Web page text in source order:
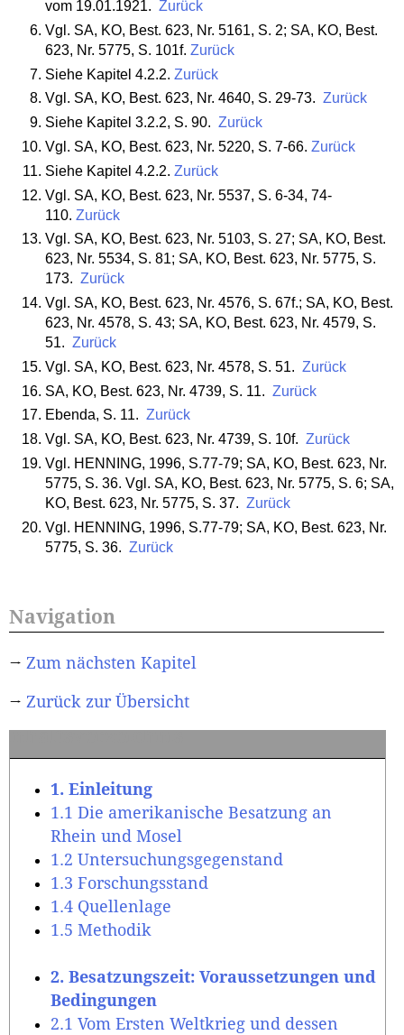
vom 19.01.1921. Zurück
Vgl. SA, KO, Best. 623, Nr. 5161, S. 2; SA, KO, Best.
623, Nr. 5775, S. 101f. Zurück
Siehe Kapitel 4.2.2. Zurück
Vgl. SA, KO, Best. 623, Nr. 4640, S. 29-73. Zurück
Siehe Kapitel 3.2.2, S. 90. Zurück
Vgl. SA, KO, Best. 623, Nr. 5220, S. 7-66. Zurück
Siehe Kapitel 4.2.2. Zurück
Vgl. SA, KO, Best. 623, Nr. 5537, S. 6-34, 74-
110. Zurück
Vgl. SA, KO, Best. 623, Nr. 5103, S. 27; SA, KO, Best.
623, Nr. 5534, S. 81; SA, KO, Best. 623, Nr. 5775, S.
173. Zurück
Vgl. SA, KO, Best. 623, Nr. 4576, S. 67f.; SA, KO, Best.
623, Nr. 4578, S. 43; SA, KO, Best. 623, Nr. 4579, S.
51. Zurück
Vgl. SA, KO, Best. 623, Nr. 4578, S. 51. Zurück
SA, KO, Best. 623, Nr. 4739, S. 11. Zurück
Ebenda, S. 11. Zurück
Vgl. SA, KO, Best. 623, Nr. 4739, S. 10f. Zurück
Vgl. HENNING, 1996, S.77-79; SA, KO, Best. 623, Nr.
5775, S. 36. Vgl. SA, KO, Best. 623, Nr. 5775, S. 6; SA,
KO, Best. 623, Nr. 5775, S. 37. Zurück
Vgl. HENNING, 1996, S.77-79; SA, KO, Best. 623, Nr.
5775, S. 36. Zurück
Navigation
→ Zum nächsten Kapitel
→ Zurück zur Übersicht
Inhaltsverzeichnis
1. Einleitung
1.1 Die amerikanische Besatzung an
Rhein und Mosel
1.2 Untersuchungsgegenstand
1.3 Forschungsstand
1.4 Quellenlage
1.5 Methodik
2. Besatzungszeit: Voraussetzungen und
Bedingungen
2.1 Vom Ersten Weltkrieg und dessen